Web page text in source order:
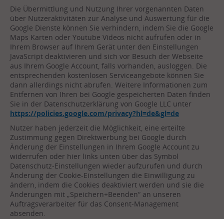
Die Übermittlung und Nutzung Ihrer vorgenannten Daten
über Nutzeraktivitäten zur Analyse und Auswertung für die
Google Dienste können Sie verhindern, indem Sie die Google
Maps Karten oder Youtube Videos nicht aufrufen oder in
Ihrem Browser auf Ihrem Gerät unter den Einstellungen
JavaScript deaktivieren und sich vor Besuch der Webseite
aus Ihrem Google Account, falls vorhanden, ausloggen. Die
entsprechenden kostenlosen Serviceangebote können Sie
dann allerdings nicht abrufen. Weitere Informationen zum
Entfernen von Ihren bei Google gespeicherten Daten finden
Sie in der Datenschutzerklärung von Google LLC unter
https://policies.google.com/privacy?hl=de&gl=de
Nutzer haben jederzeit die Möglichkeit, eine erteilte
Zustimmung gegen Direktwerbung bei Google durch
Änderung der Einstellungen in Ihrem Google Account zu
widerrufen oder hier links unten über das Symbol
Datenschutz-Einstellungen wieder aufzurufen und durch
Änderung der Cookie-Einstellungen die Einwilligung zu
ändern, indem die Cookies deaktiviert werden und sie die
Änderungen mit „Speichern+Beenden“ an unseren
Auftragsverarbeiter für das Consent-Management
absenden.